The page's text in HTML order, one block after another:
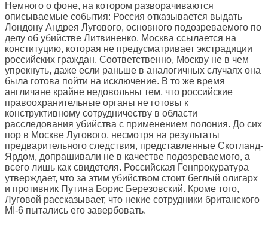
Немного о фоне, на котором разворачиваются
описываемые события: Россия отказывается выдать
Лондону Андрея Лугового, основного подозреваемого по
делу об убийстве Литвиненко. Москва ссылается на
конституцию, которая не предусматривает экстрадиции
российских граждан. Соответственно, Москву не в чем
упрекнуть, даже если раньше в аналогичных случаях она
была готова пойти на исключение. В то же время
англичане крайне недовольны тем, что российские
правоохранительные органы не готовы к
конструктивному сотрудничеству в области
расследования убийства с применением полония. До сих
пор в Москве Лугового, несмотря на результаты
предварительного следствия, представленные Скотланд-
Ярдом, допрашивали не в качестве подозреваемого, а
всего лишь как свидетеля. Российская Генпрокуратура
утверждает, что за этим убийством стоит беглый олигарх
и противник Путина Борис Березовский. Кроме того,
Луговой рассказывает, что некие сотрудники британского
MI-6 пытались его завербовать.